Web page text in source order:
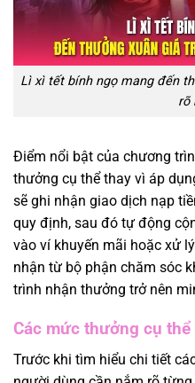
Lì xì tết bính ngọ mang đến
rõ
Điểm nổi bật của chương
thưởng cụ thể thay vì áp
sẽ ghi nhận giao dịch nạp
quy định, sau đó tự động
vào ví khuyến mãi hoặc xử
nhận từ bộ phận chăm sóc
trình nhận thưởng trở nên
Các mức thưởng cụ
Trước khi tìm hiểu chi tiết